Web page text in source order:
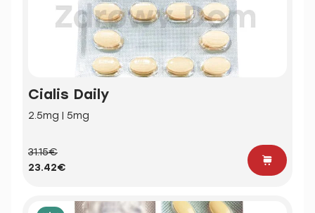
Cialis Daily
2.5mg | 5mg
31.15€
23.42€